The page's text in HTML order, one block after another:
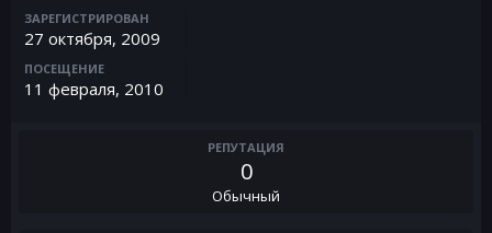
ЗАРЕГИСТРИРОВАН
27 октября, 2009
ПОСЕЩЕНИЕ
11 февраля, 2010
РЕПУТАЦИЯ
0
Обычный